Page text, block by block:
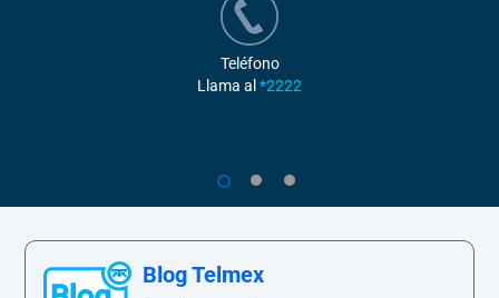
Teléfono
Llama al *2222
1
Blog Telmex